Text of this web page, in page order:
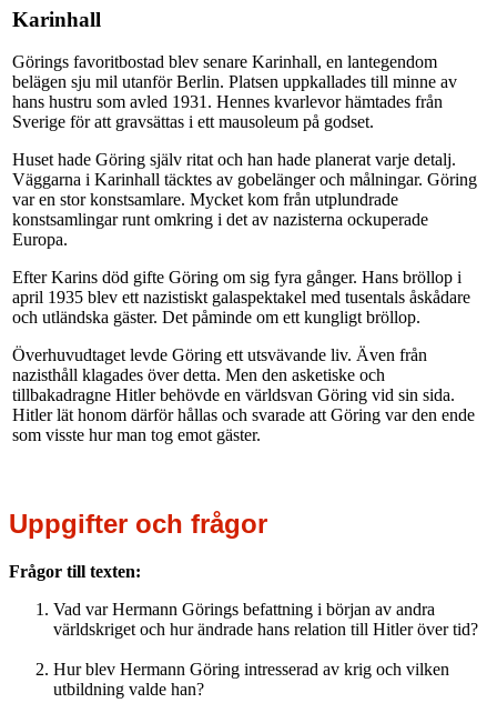
Karinhall
Görings favoritbostad blev senare Karinhall, en lantegendom
belägen sju mil utanför Berlin. Platsen uppkallades till minne av
hans hustru som avled 1931. Hennes kvarlevor hämtades från
Sverige för att gravsättas i ett mausoleum på godset.
Huset hade Göring själv ritat och han hade planerat varje detalj.
Väggarna i Karinhall täcktes av gobelänger och målningar. Göring
var en stor konstsamlare. Mycket kom från utplundrade
konstsamlingar runt omkring i det av nazisterna ockuperade
Europa.
Efter Karins död gifte Göring om sig fyra gånger. Hans bröllop i
april 1935 blev ett nazistiskt galaspektakel med tusentals åskådare
och utländska gäster. Det påminde om ett kungligt bröllop.
Överhuvudtaget levde Göring ett utsvävande liv. Även från
nazisthåll klagades över detta. Men den asketiske och
tillbakadragne Hitler behövde en världsvan Göring vid sin sida.
Hitler lät honom därför hållas och svarade att Göring var den ende
som visste hur man tog emot gäster.
Uppgifter och frågor
Frågor till texten:
Vad var Hermann Görings befattning i början av andra
världskriget och hur ändrade hans relation till Hitler över tid?
Hur blev Hermann Göring intresserad av krig och vilken
utbildning valde han?